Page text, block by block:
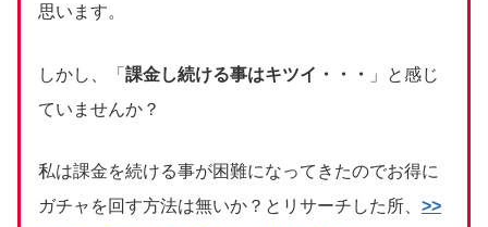
思います。
しかし、「 課金し続ける事はキツイ・・・
」と感じ
ていませんか？
私は課金を続ける事が困難になってきたのでお得に
ガチャを回す方法は無いか？とリサーチした所、 >>